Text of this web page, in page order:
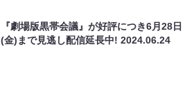
『劇場版黒帯会議』が好評につき6月28日
(金)まで見逃し配信延長中!2024.06.24